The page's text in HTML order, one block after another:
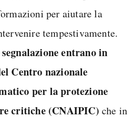
per aiutare la
tempestivamente.
entrano in
Centro nazionale
per la protezione
critiche (CNAIPIC) che in